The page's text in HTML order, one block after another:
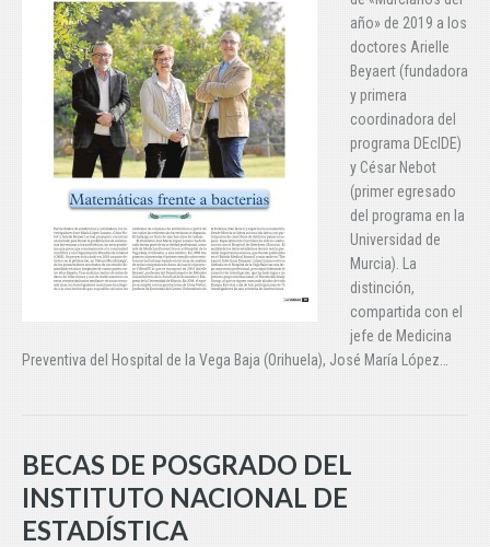
año» de 2019 a los
doctores Arielle
Beyaert (fundadora
y primera
coordinadora del
programa DEcIDE)
y César Nebot
(primer egresado
del programa en la
Universidad de
Murcia). La
distinción,
compartida con el
jefe de Medicina
Preventiva del Hospital de la Vega Baja (Orihuela), José María López…
BECAS DE POSGRADO DEL
INSTITUTO NACIONAL DE
ESTADÍSTICA